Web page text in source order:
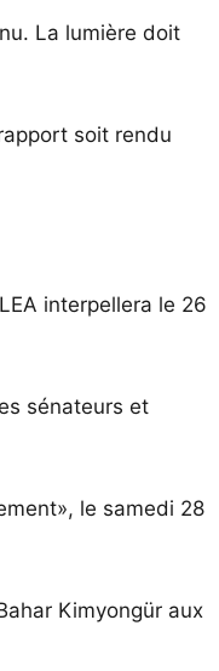
La lumière doit
soit rendu
interpellera le 26
sénateurs et
le samedi 28
Kimyongür aux